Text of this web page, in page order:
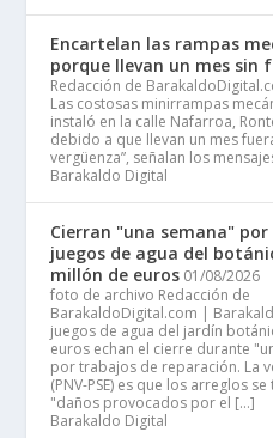
Encartelan las rampas
porque llevan un mes sin
Redacción de
Las costosas minirrampas
instaló en la calle Nafarroa,
debido a que llevan un mes
vergüenza”, señalan los
Barakaldo Digital
Cierran "una semana"
juegos de agua del
millón de euros 01/08/2026
foto de archivo Redacción de
BarakaldoDigital.com |
juegos de agua del jardín
euros echan el cierre durante
por trabajos de reparación. La
(PNV-PSE) es que los arreglos
"daños provocados por el […]
Barakaldo Digital